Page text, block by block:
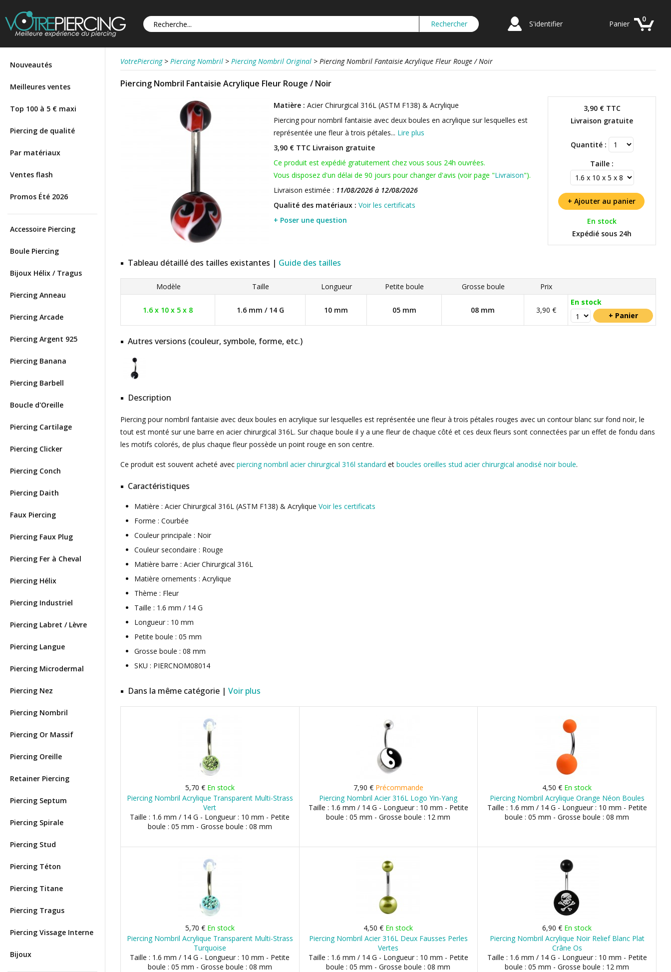
S'identifier
0
Panier
Nouveautés
Meilleures ventes
Top 100 à 5 € maxi
Piercing de qualité
Par matériaux
Ventes flash
Promos Été 2026
Accessoire Piercing
Boule Piercing
Bijoux Hélix / Tragus
Piercing Anneau
Piercing Arcade
Piercing Argent 925
Piercing Banana
Piercing Barbell
Boucle d'Oreille
Piercing Cartilage
Piercing Clicker
Piercing Conch
Piercing Daith
Faux Piercing
Piercing Faux Plug
Piercing Fer à Cheval
Piercing Hélix
Piercing Industriel
Piercing Labret / Lèvre
Piercing Langue
Piercing Microdermal
Piercing Nez
Piercing Nombril
Piercing Or Massif
Piercing Oreille
Retainer Piercing
Piercing Septum
Piercing Spirale
Piercing Stud
Piercing Téton
Piercing Titane
Piercing Tragus
Piercing Vissage Interne
Bijoux
VotrePiercing > Piercing Nombril > Piercing Nombril Original > Piercing Nombril Fantaisie Acrylique Fleur Rouge / Noir
Piercing Nombril Fantaisie Acrylique Fleur Rouge / Noir
3,90 €TTC
Livraison gratuite
Quantité :
Taille :
En stock
Expédié sous 24h
Matière : Acier Chirurgical 316L (ASTM F138) & Acrylique
Piercing pour nombril fantaisie avec deux boules en acrylique sur lesquelles est
représentée une fleur à trois pétales... Lire plus
3,90 € TTC Livraison gratuite
Ce produit est expédié gratuitement chez vous sous 24h ouvrées.
Vous disposez d'un délai de 90 jours pour changer d'avis (voir page "Livraison").
Livraison estimée : 11/08/2026 à 12/08/2026
Qualité des matériaux : Voir les certificats
+ Poser une question
Tableau détaillé des tailles existantes | Guide des tailles
Modèle Taille Longueur Petite boule Grosse boule Prix
1.6 x 10 x 5 x 8 1.6 mm / 14 G 10 mm 05 mm 08 mm 3,90 €
En stock
Autres versions (couleur, symbole, forme, etc.)
Description
Piercing pour nombril fantaisie avec deux boules en acrylique sur lesquelles est représentée une fleur à trois pétales rouges avec un contour blanc sur fond noir, le
tout est monté sur une barre en acier chirurgical 316L. Sur chaque boule il y a une fleur de chaque côté et ces deux fleurs sont connectées par un effet de fondu dans
les motifs colorés, de plus chaque fleur possède un point rouge en son centre.
Ce produit est souvent acheté avec piercing nombril acier chirurgical 316l standard et boucles oreilles stud acier chirurgical anodisé noir boule.
Caractéristiques
Matière : Acier Chirurgical 316L (ASTM F138) & Acrylique Voir les certificats
Forme : Courbée
Couleur principale : Noir
Couleur secondaire : Rouge
Matière barre : Acier Chirurgical 316L
Matière ornements : Acrylique
Thème : Fleur
Taille : 1.6 mm / 14 G
Longueur : 10 mm
Petite boule : 05 mm
Grosse boule : 08 mm
SKU : PIERCNOM08014
Dans la même catégorie | Voir plus
5,70 € En stock
Piercing Nombril Acrylique Transparent Multi-Strass
Vert
Taille : 1.6 mm / 14 G - Longueur : 10 mm - Petite
boule : 05 mm - Grosse boule : 08 mm
7,90 € Précommande
Piercing Nombril Acier 316L Logo Yin-Yang
Taille : 1.6 mm / 14 G - Longueur : 10 mm - Petite
boule : 05 mm - Grosse boule : 12 mm
4,50 € En stock
Piercing Nombril Acrylique Orange Néon Boules
Taille : 1.6 mm / 14 G - Longueur : 10 mm - Petite
boule : 05 mm - Grosse boule : 08 mm
5,70 € En stock
Piercing Nombril Acrylique Transparent Multi-Strass
Turquoise
Taille : 1.6 mm / 14 G - Longueur : 10 mm - Petite
boule : 05 mm - Grosse boule : 08 mm
4,50 € En stock
Piercing Nombril Acier 316L Deux Fausses Perles
Vertes
Taille : 1.6 mm / 14 G - Longueur : 10 mm - Petite
boule : 05 mm - Grosse boule : 08 mm
6,90 € En stock
Piercing Nombril Acrylique Noir Relief Blanc Plat
Crâne Os
Taille : 1.6 mm / 14 G - Longueur : 10 mm - Petite
boule : 05 mm - Grosse boule : 12 mm